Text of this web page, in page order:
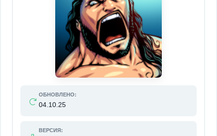
ОБНОВЛЕНО:
04.10.25
ВЕРСИЯ: